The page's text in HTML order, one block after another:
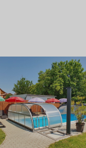
SZÁLLÁSOK
KERÉKPÁR ÉS E-BIKE
KAPCSOLAT